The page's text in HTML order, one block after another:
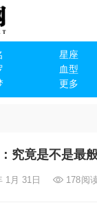
星座
血型
更多
究竟是不是最
1月 31日 178阅